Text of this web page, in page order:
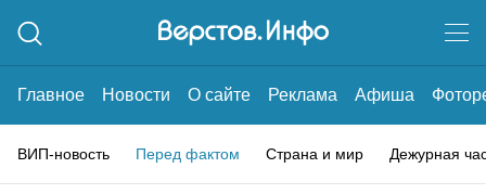
Главное Новости О сайте Реклама Афиша
ВИП-новость Перед фактом Страна и мир Дежурная